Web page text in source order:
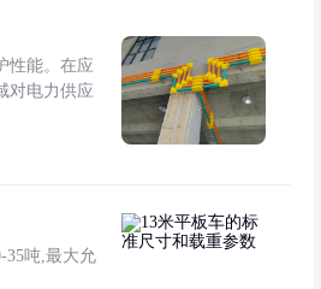
性能。在应
对电力供应
35吨,最大允